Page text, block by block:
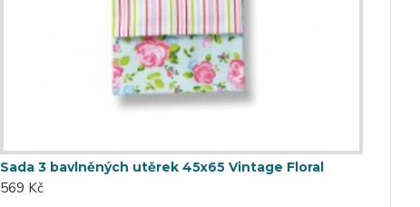
Sada 3 bavlněných utěrek 45x65 Vintage Floral
569 Kč